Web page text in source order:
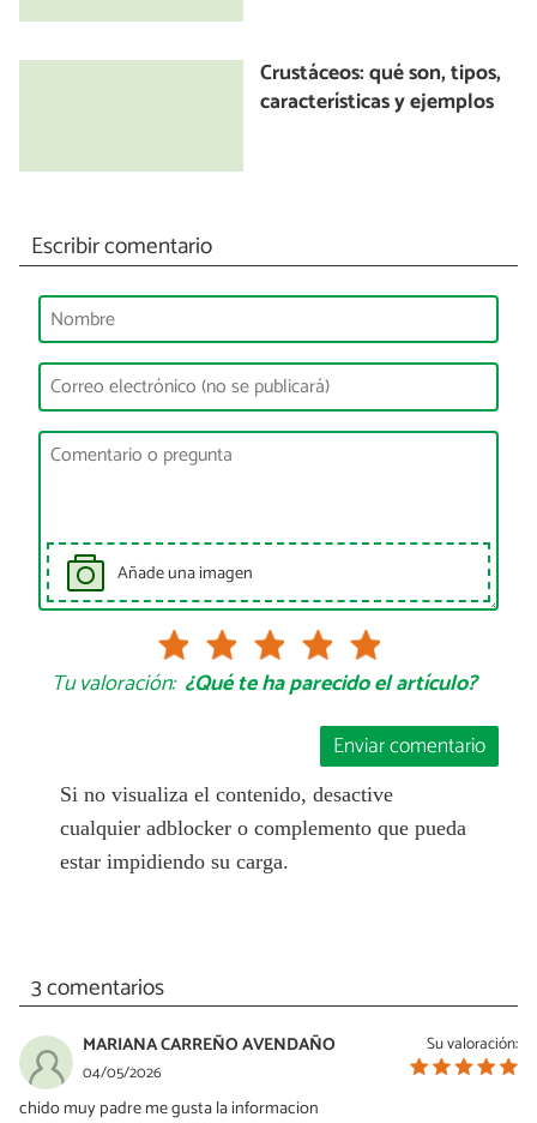
Crustáceos: qué son, tipos,
características y ejemplos
Escribir comentario
Añade una imagen
Tu valoración: ¿Qué te ha parecido el artículo?
Enviar comentario
Si no visualiza el contenido, desactive
cualquier adblocker o complemento que pueda
estar impidiendo su carga.
3 comentarios
Su valoración:
MARIANA CARREÑO AVENDAÑO
04/05/2026
chido muy padre me gusta la informacion